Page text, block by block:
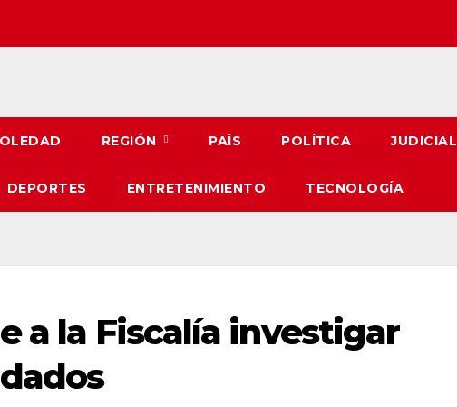
REGIÓN PAÍS POLÍTICA JUDICIAL
DEPORTES ENTRETENIMIENTO TECNOLOGÍA
a la Fiscalía investigar